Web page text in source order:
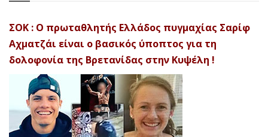
ΣΟΚ : Ο πρωταθλητής Ελλάδος πυγμαχίας Σαρίφ
Αχματζάι είναι ο βασικός ύποπτος για τη
δολοφονία της Βρετανίδας στην Κυψέλη !